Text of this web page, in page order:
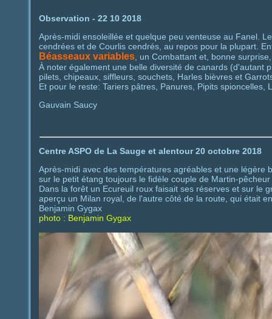
Observation - 22 10 2018
Après-midi ensoleillée et quelque peu venteuse au Fanel.
cendrées et de Courlis cendrés, au repos pour la plupart.
Béasseaux variables, un Combattant et, bonne
À noter également une belle diversité de canards (d'autant
pilets, chipeaux, siffleurs, souchets, Harles bièvres et
Et pour le reste: Tariers pâtres, Panures, Pipits spioncelles,
Gauvain Saucy
Centre ASPO de La Sauge et alentour 20 octobre 2018
Après-midi avec des températures agréables et une légère
sur le petit étang toujours le fidèle couple de Martin-
Dans la forêt un Ecureuil roux faisait ses réserves et sur le
aperçu un Milan royal, de l'autre côté de la route, qui était
Benjamin Gygax
photo : Benjamin Gygax